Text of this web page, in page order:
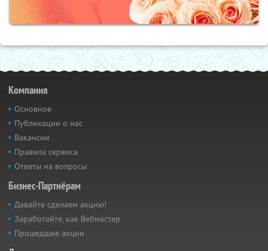
Компания
Основное
Публикации о нас
Вакансии
Правила сервиса
Ответы на вопросы
Бизнес-Партнёрам
Давайте сделаем акцию!
Заработайте, как Вебмастер
Прошедшие акции